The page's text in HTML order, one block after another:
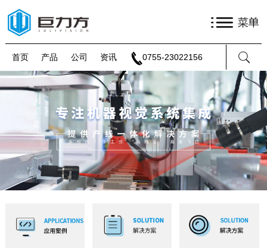
首页 产品 公司 资讯 0755-23022156